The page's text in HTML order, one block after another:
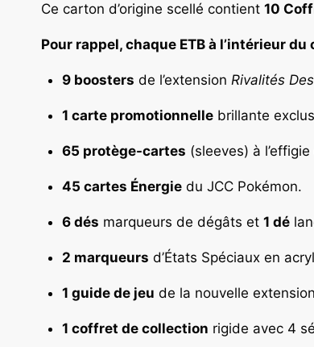
Ce carton d’origine scellé contient 10
Pour rappel, chaque ETB à l’intérieur
9 boosters de l’extension Rivalités
1 carte promotionnellebrillante
65 protège-cartes (sleeves) à
45 cartes Énergiedu JCC Pokémon.
6 dés marqueurs de dégâts et 1 dé
2 marqueurs d’États Spéciaux en
1 guide de jeu de la nouvelle
1 coffret de collection rigide avec 4